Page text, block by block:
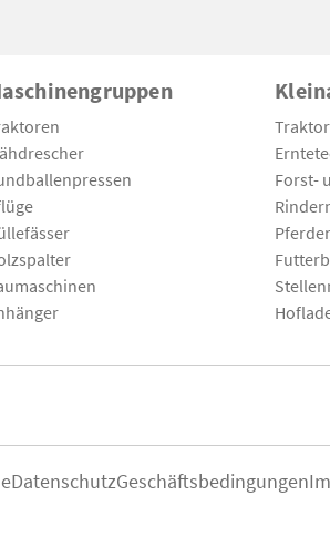
Forst-
DatenschutzGeschäftsbedingungen